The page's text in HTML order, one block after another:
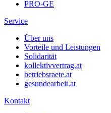
PRO-GE
Service
Über uns
Vorteile und Leistungen
Solidarität
kollektivvertrag.at
betriebsraete.at
gesundearbeit.at
Kontakt